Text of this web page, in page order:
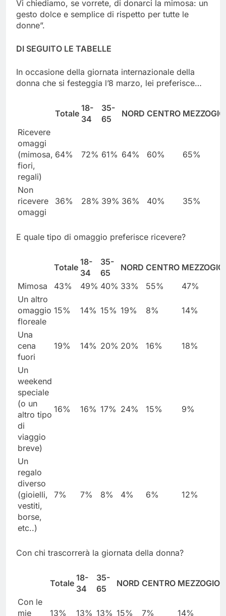
Vi chiediamo, se vorrete, di donarci la mimosa: un
gesto dolce e semplice di rispetto per tutte le
donne”.
DI SEGUITO LE TABELLE
In occasione della giornata internazionale della
donna che si festeggia l’8 marzo, lei preferisce…
Totale
18-
34
35-
65
NORD CENTRO
Ricevere
omaggi
(mimosa,
fiori,
regali)
64% 72% 61% 64% 60% 65%
Non
ricevere
omaggi
36% 28% 39% 36% 40% 35%
E quale tipo di omaggio preferisce ricevere?
Totale
18-
34
35-
65
NORD CENTRO
Mimosa
43% 49% 40% 33% 55%
47%
Un altro
omaggio
floreale
15% 14% 15% 19% 8% 14%
Una
cena
fuori
19% 14% 20% 20% 16% 18%
Un
weekend
speciale
(o un
altro tipo
di
viaggio
breve)
16% 16% 17% 24% 15% 9%
Un
regalo
diverso
(gioielli,
vestiti,
borse,
etc..)
7% 7% 8% 4% 6% 12%
Con chi trascorrerà la giornata della donna?
Totale
18-
34
35-
65
NORD CENTRO
Con le
mie
13% 13% 13% 15% 7% 14%